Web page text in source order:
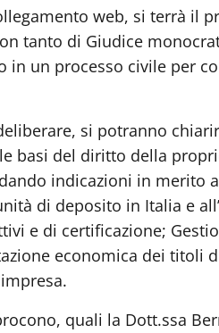
web, si terrà il
tanto di Giudice
un processo civile per
si potranno
basi del diritto della
indicazioni in merito
di deposito in Italia e
e di certificazione;
economica dei titoli
quali la Dott.ssa